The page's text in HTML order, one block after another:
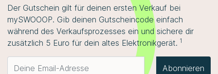
Der Gutschein gilt für deinen ersten Verkauf bei
mySWOOOP. Gib deinen Gutscheincode einfach
während des Verkaufsprozesses ein und sichere dir
zusätzlich 5 Euro für dein altes Elektronikgerät. 1
Abonnieren